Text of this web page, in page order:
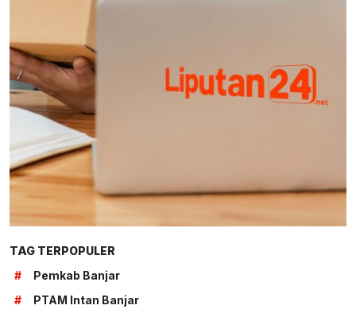
TAG TERPOPULER
#
Pemkab Banjar
#
PTAM Intan Banjar